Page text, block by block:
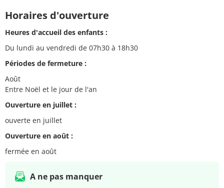
Horaires d'ouverture
Heures d'accueil des enfants :
Du lundi au vendredi de 07h30 à 18h30
Périodes de fermeture :
Août
Entre Noël et le jour de l'an
Ouverture en juillet :
ouverte en juillet
Ouverture en août :
fermée en août
A ne pas manquer